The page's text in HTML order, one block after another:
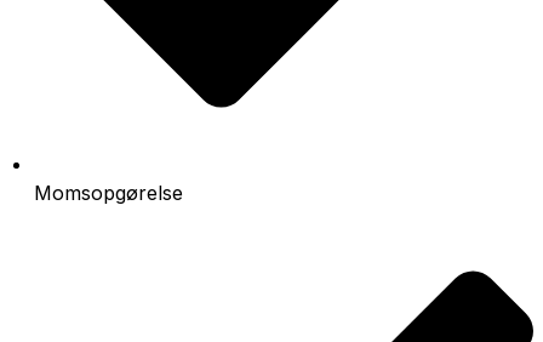
Momsopgørelse